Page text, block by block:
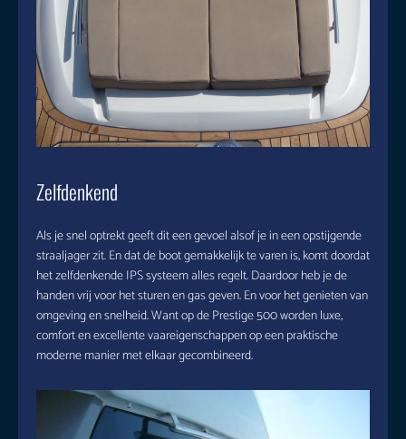
Zelfdenkend
Als je snel optrekt geeft dit een gevoel alsof je in een opstijgende
straaljager zit. En dat de boot gemakkelijk te varen is, komt doordat
het zelfdenkende IPS systeem alles regelt. Daardoor heb je de
handen vrij voor het sturen en gas geven. En voor het genieten van
omgeving en snelheid. Want op de Prestige 500 worden luxe,
comfort en excellente vaareigenschappen op een praktische
moderne manier met elkaar gecombineerd.